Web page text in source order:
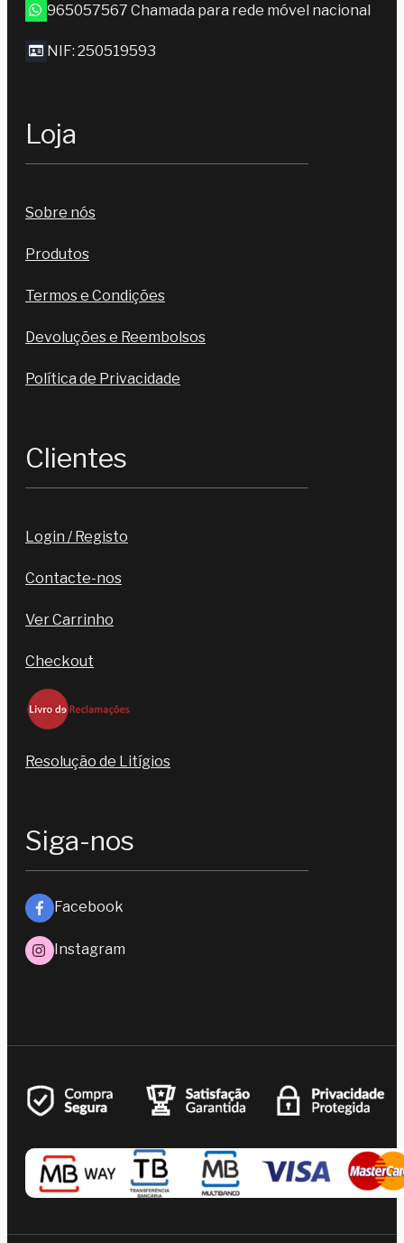
965057567 Chamada para rede móvel nacional
NIF: 250519593
Loja
Sobre nós
Produtos
Termos e Condições
Devoluções e Reembolsos
Política de Privacidade
Clientes
Login / Registo
Contacte-nos
Ver Carrinho
Checkout
Resolução de Litígios
Siga-nos
Facebook
Instagram